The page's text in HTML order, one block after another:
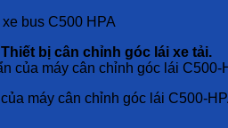
bus C500 HPA
Thiết bị cân chỉnh góc lái xe tải.
máy cân chỉnh góc lái C500-